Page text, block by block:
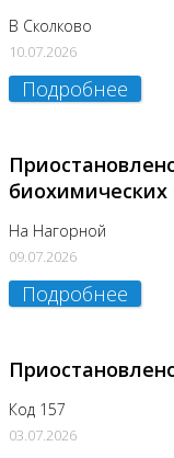
В Сколково
10.07.2026
Подробнее
На Нагорной
09.07.2026
Подробнее
Код 157
03.07.2026